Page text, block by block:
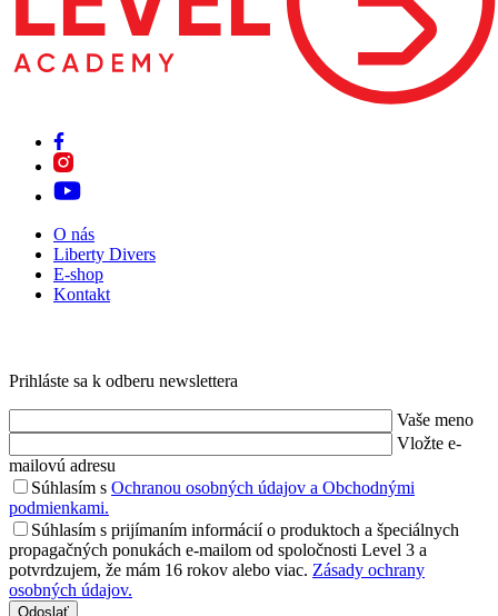
O nás
Liberty Divers
E-shop
Kontakt
Prihláste sa k odberu newslettera
Vaše meno
Vložte e-
mailovú adresu
Súhlasím s Ochranou osobných údajov a Obchodnými
podmienkami.
Súhlasím s prijímaním informácií o produktoch a špeciálnych
propagačných ponukách e-mailom od spoločnosti Level 3 a
potvrdzujem, že mám 16 rokov alebo viac. Zásady ochrany
osobných údajov.